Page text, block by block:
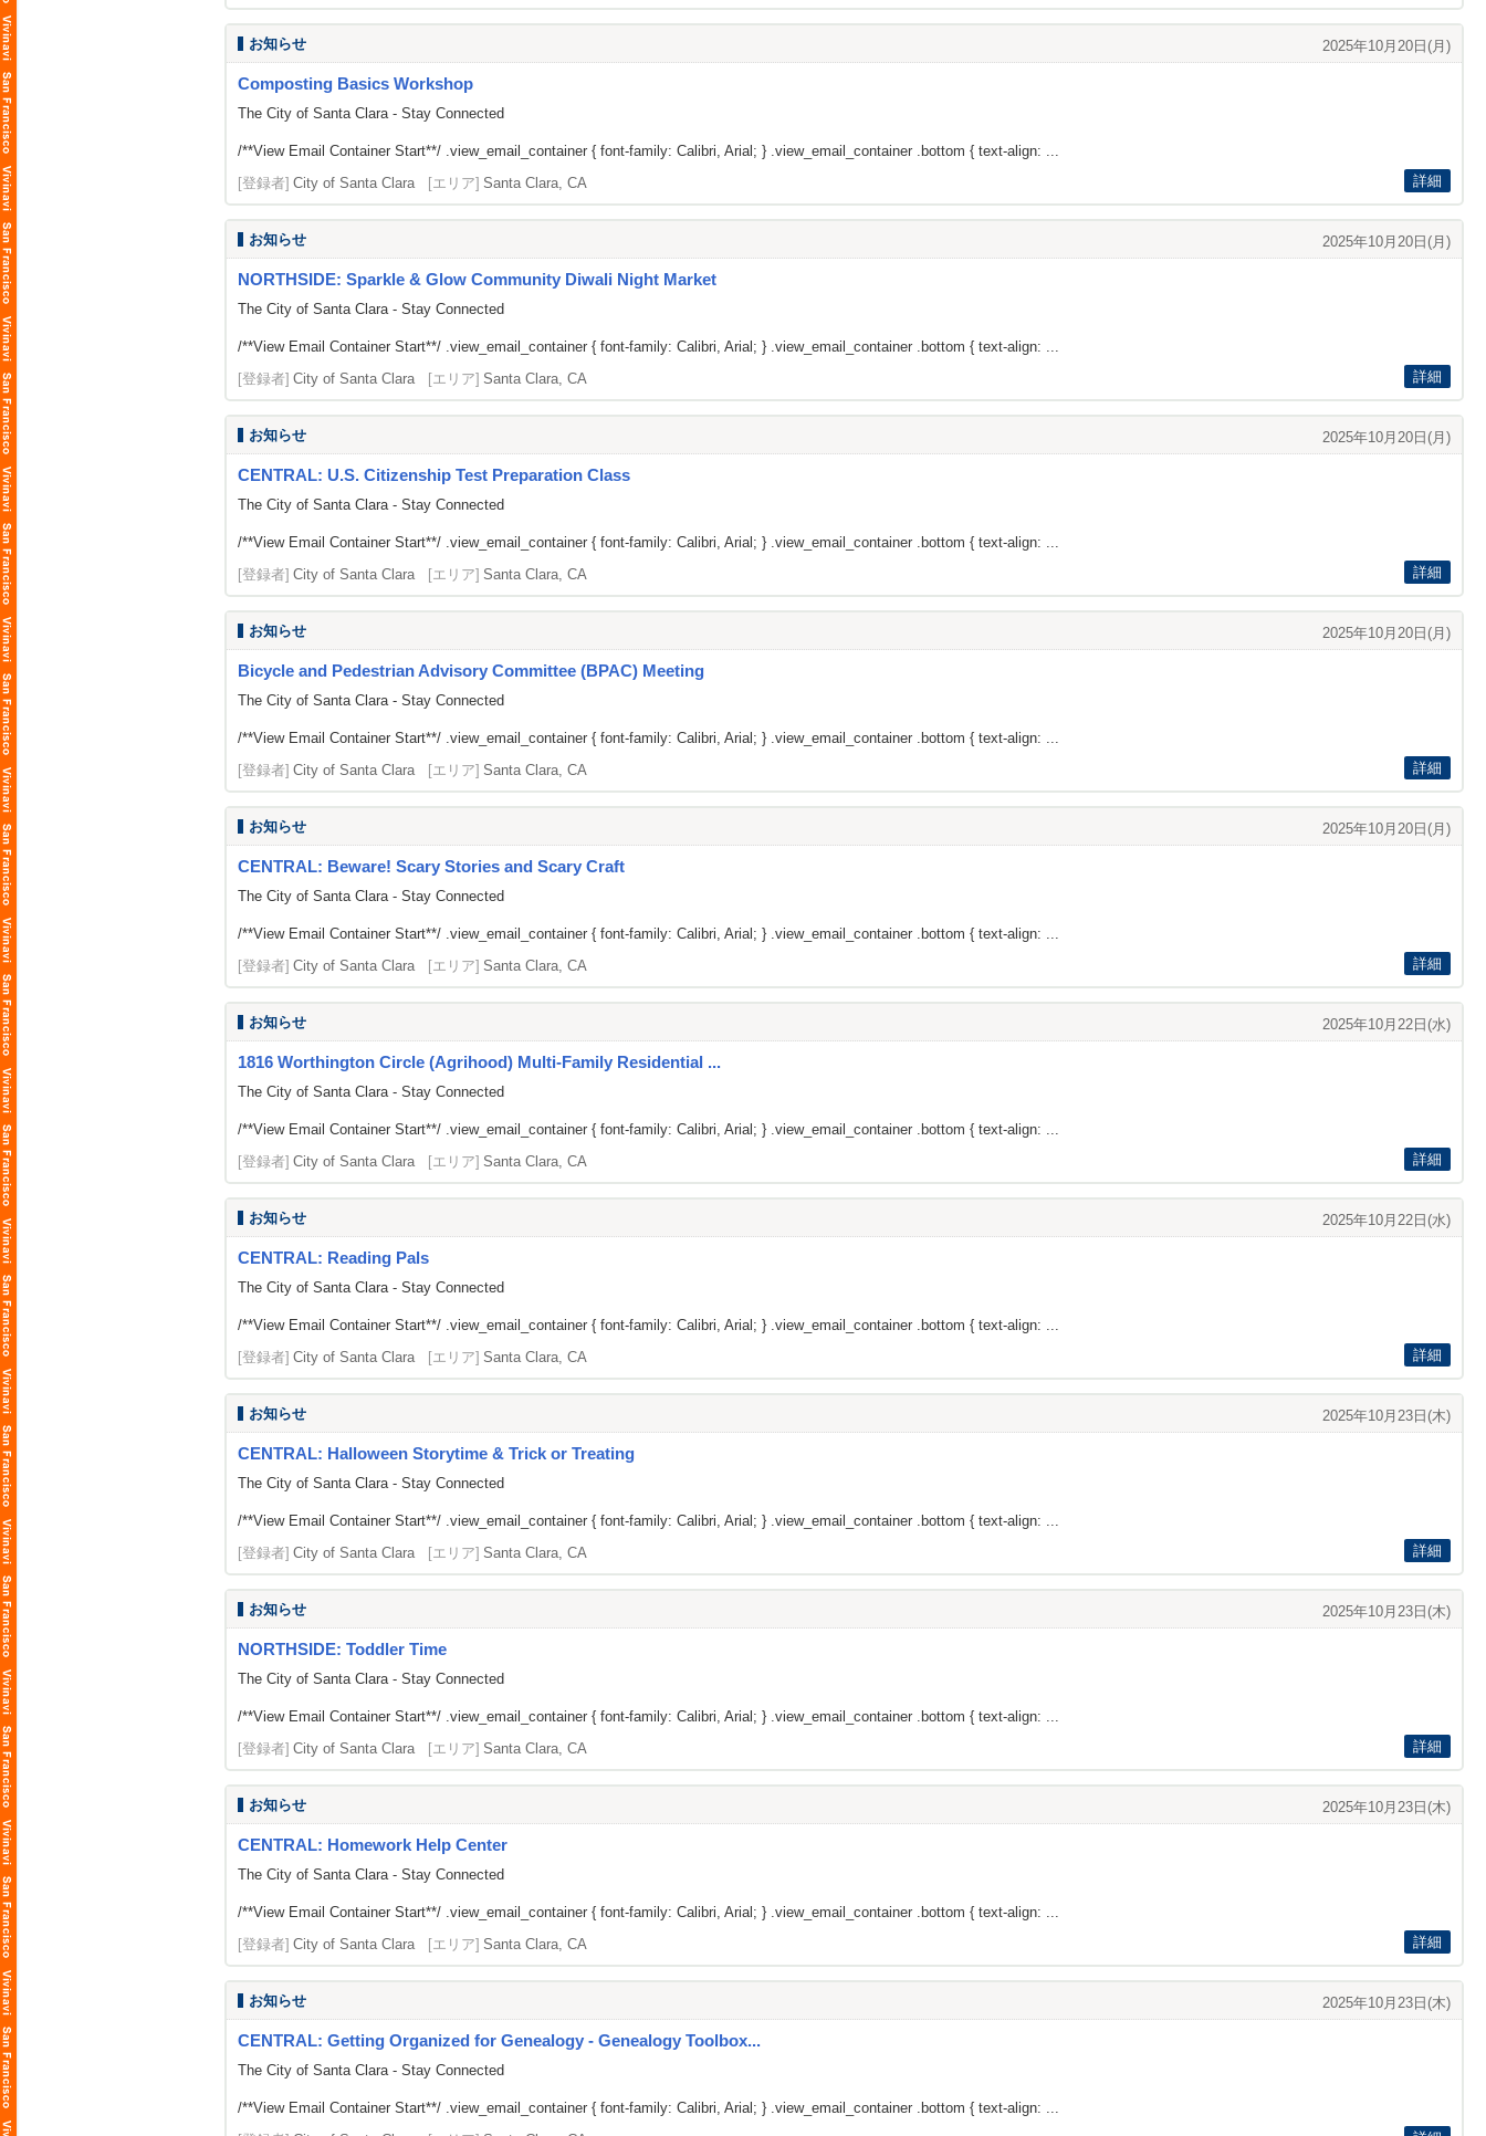
お知らせ 2025年10月20日(月)
Composting Basics Workshop
The City of Santa Clara - Stay Connected
/**View Email Container Start**/ .view_email_container { font-family: Calibri, Arial; } .view_email_container .bottom { text-align: ...
[登録者] City of Santa Clara [エリア] Santa Clara, CA 詳細
お知らせ 2025年10月20日(月)
NORTHSIDE: Sparkle & Glow Community Diwali Night Market
The City of Santa Clara - Stay Connected
/**View Email Container Start**/ .view_email_container { font-family: Calibri, Arial; } .view_email_container .bottom { text-align: ...
[登録者] City of Santa Clara [エリア] Santa Clara, CA 詳細
お知らせ 2025年10月20日(月)
CENTRAL: U.S. Citizenship Test Preparation Class
The City of Santa Clara - Stay Connected
/**View Email Container Start**/ .view_email_container { font-family: Calibri, Arial; } .view_email_container .bottom { text-align: ...
[登録者] City of Santa Clara [エリア] Santa Clara, CA 詳細
お知らせ 2025年10月20日(月)
Bicycle and Pedestrian Advisory Committee (BPAC) Meeting
The City of Santa Clara - Stay Connected
/**View Email Container Start**/ .view_email_container { font-family: Calibri, Arial; } .view_email_container .bottom { text-align: ...
[登録者] City of Santa Clara [エリア] Santa Clara, CA 詳細
お知らせ 2025年10月20日(月)
CENTRAL: Beware! Scary Stories and Scary Craft
The City of Santa Clara - Stay Connected
/**View Email Container Start**/ .view_email_container { font-family: Calibri, Arial; } .view_email_container .bottom { text-align: ...
[登録者] City of Santa Clara [エリア] Santa Clara, CA 詳細
お知らせ 2025年10月22日(水)
1816 Worthington Circle (Agrihood) Multi-Family Residential ...
The City of Santa Clara - Stay Connected
/**View Email Container Start**/ .view_email_container { font-family: Calibri, Arial; } .view_email_container .bottom { text-align: ...
[登録者] City of Santa Clara [エリア] Santa Clara, CA 詳細
お知らせ 2025年10月22日(水)
CENTRAL: Reading Pals
The City of Santa Clara - Stay Connected
/**View Email Container Start**/ .view_email_container { font-family: Calibri, Arial; } .view_email_container .bottom { text-align: ...
[登録者] City of Santa Clara [エリア] Santa Clara, CA 詳細
お知らせ 2025年10月23日(木)
CENTRAL: Halloween Storytime & Trick or Treating
The City of Santa Clara - Stay Connected
/**View Email Container Start**/ .view_email_container { font-family: Calibri, Arial; } .view_email_container .bottom { text-align: ...
[登録者] City of Santa Clara [エリア] Santa Clara, CA 詳細
お知らせ 2025年10月23日(木)
NORTHSIDE: Toddler Time
The City of Santa Clara - Stay Connected
/**View Email Container Start**/ .view_email_container { font-family: Calibri, Arial; } .view_email_container .bottom { text-align: ...
[登録者] City of Santa Clara [エリア] Santa Clara, CA 詳細
お知らせ 2025年10月23日(木)
CENTRAL: Homework Help Center
The City of Santa Clara - Stay Connected
/**View Email Container Start**/ .view_email_container { font-family: Calibri, Arial; } .view_email_container .bottom { text-align: ...
[登録者] City of Santa Clara [エリア] Santa Clara, CA 詳細
お知らせ 2025年10月23日(木)
CENTRAL: Getting Organized for Genealogy - Genealogy Toolbox...
The City of Santa Clara - Stay Connected
/**View Email Container Start**/ .view_email_container { font-family: Calibri, Arial; } .view_email_container .bottom { text-align: ...